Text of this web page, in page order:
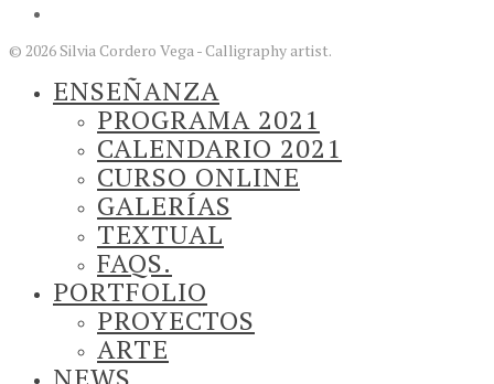
© 2026 Silvia Cordero Vega - Calligraphy artist.
ENSEÑANZA
PROGRAMA 2021
CALENDARIO 2021
CURSO ONLINE
GALERÍAS
TEXTUAL
FAQS.
PORTFOLIO
PROYECTOS
ARTE